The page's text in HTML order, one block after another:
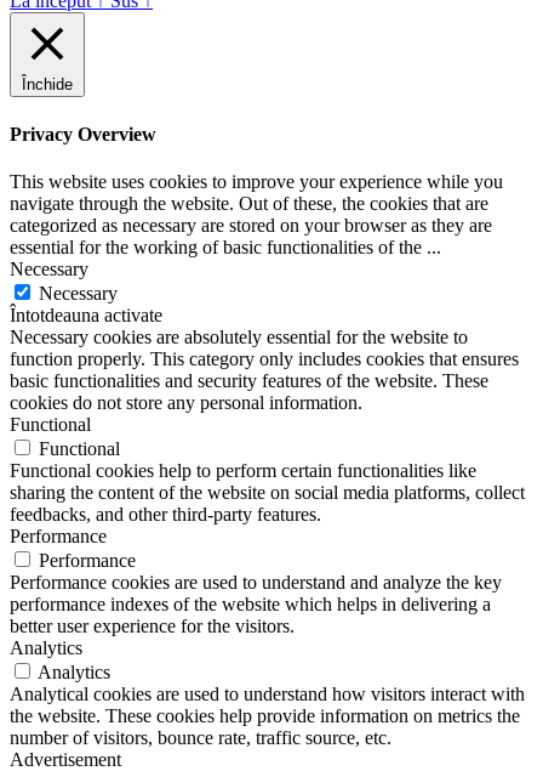
Închide
Privacy Overview
This website uses cookies to improve your experience while you
navigate through the website. Out of these, the cookies that are
categorized as necessary are stored on your browser as they are
essential for the working of basic functionalities of the ...
Necessary
Necessary
Întotdeauna activate
Necessary cookies are absolutely essential for the website to
function properly. This category only includes cookies that ensures
basic functionalities and security features of the website. These
cookies do not store any personal information.
Functional
Functional
Functional cookies help to perform certain functionalities like
sharing the content of the website on social media platforms, collect
feedbacks, and other third-party features.
Performance
Performance
Performance cookies are used to understand and analyze the key
performance indexes of the website which helps in delivering a
better user experience for the visitors.
Analytics
Analytics
Analytical cookies are used to understand how visitors interact with
the website. These cookies help provide information on metrics the
number of visitors, bounce rate, traffic source, etc.
Advertisement